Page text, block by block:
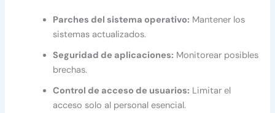
Parches del sistema operativo: Mantener los
sistemas actualizados.
Seguridad de aplicaciones: Monitorear posibles
brechas.
Control de acceso de usuarios: Limitar el
acceso solo al personal esencial.